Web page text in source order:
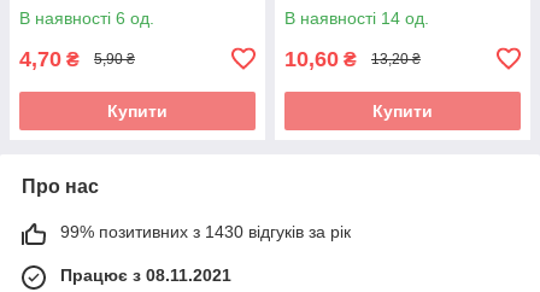
В наявності 6 од.
4,70 ₴ 5,90 ₴
Купити
В наявності 14 од.
10,60 ₴ 13,20 ₴
Купити
Про нас
99% позитивних з 1430 відгуків за рік
Працює з 08.11.2021